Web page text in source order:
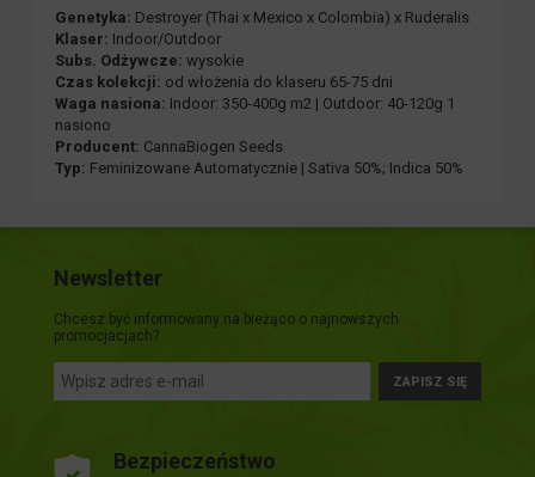
Genetyka: Destroyer (Thai x Mexico x Colombia) x Ruderalis
Klaser: Indoor/Outdoor
Subs. Odżywcze: wysokie
Czas kolekcji: od włożenia do klaseru 65-75 dni
Waga nasiona: Indoor: 350-400g m2 | Outdoor: 40-120g 1
nasiono
Producent: CannaBiogen Seeds
Typ: Feminizowane Automatycznie | Sativa 50%; Indica 50%
Newsletter
Chcesz być informowany na bieżąco o najnowszych
promocjacjach?
ZAPISZ SIĘ
Bezpieczeństwo